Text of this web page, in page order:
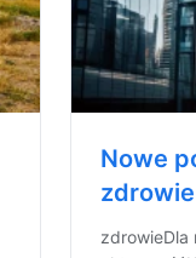
Nowe
zdrowieDla